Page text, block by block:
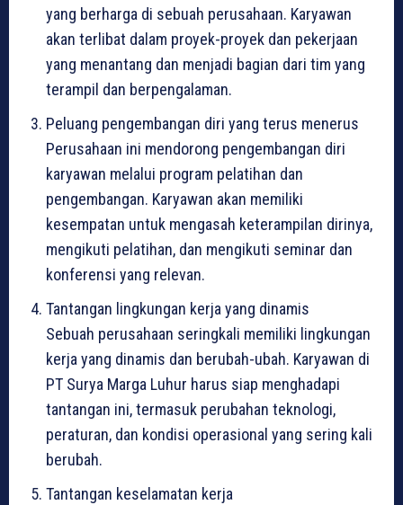
yang berharga di sebuah perusahaan. Karyawan
akan terlibat dalam proyek-proyek dan pekerjaan
yang menantang dan menjadi bagian dari tim yang
terampil dan berpengalaman.
Peluang pengembangan diri yang terus menerus
Perusahaan ini mendorong pengembangan diri
karyawan melalui program pelatihan dan
pengembangan. Karyawan akan memiliki
kesempatan untuk mengasah keterampilan dirinya,
mengikuti pelatihan, dan mengikuti seminar dan
konferensi yang relevan.
Tantangan lingkungan kerja yang dinamis
Sebuah perusahaan seringkali memiliki lingkungan
kerja yang dinamis dan berubah-ubah. Karyawan di
PT Surya Marga Luhur harus siap menghadapi
tantangan ini, termasuk perubahan teknologi,
peraturan, dan kondisi operasional yang sering kali
berubah.
Tantangan keselamatan kerja